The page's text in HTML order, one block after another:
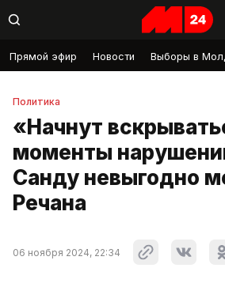
Прямой эфир Новости Выборы в
Политика
«Начнут
моменты
Санду невыгодно
Речана
06 ноября 2024, 22:34